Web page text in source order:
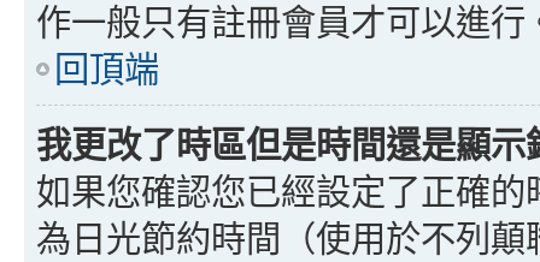
作一般只有註冊會員才可以進
回頂端
我更改了時區但是時間還是顯示
如果您確認您已經設定了正確
為日光節約時間（使用於不列